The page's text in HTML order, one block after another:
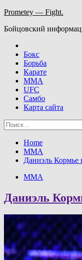
Skip
content
Prometey — Fight.
Бойцовский
Бокс
Борьба
Карате
ММА
UFC
Самбо
Карта сайта
Найти:
Home
ММА
Даниэль Кормье
ММА
Даниэль